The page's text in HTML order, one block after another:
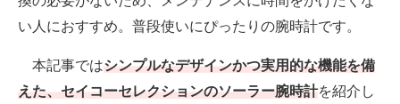
メディア
注目記事を集めた総合ページ
い人におすすめ。普段使いにぴったりの腕時計です。
本記事ではシンプルなデザインかつ実用的な機能を備
えた、セイコーセレクションのソーラー腕時計を紹介し